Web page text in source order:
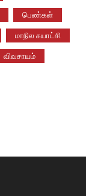
பெண்கள்
மாநில சுயாட்சி
விவசாயம்